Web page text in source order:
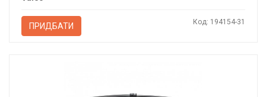
ПРИДБАТИ Код: 194154-31